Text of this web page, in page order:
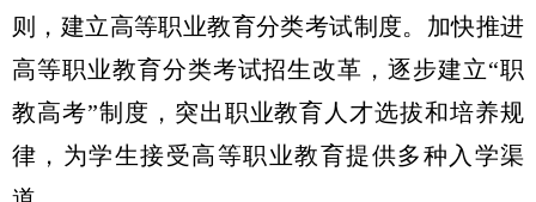
则，建立高等职业教育分类考试制度。加快推进
高等职业教育分类考试招生改革，逐步建立“职
教高考”制度，突出职业教育人才选拔和培养规
律，为学生接受高等职业教育提供多种入学渠